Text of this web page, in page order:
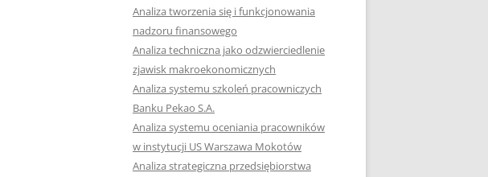
KSIĄŻKI, KTÓRE POMOGĄ CI
NAPISAĆ PRACĘ DYPLOMOWĄ
JAK PRZYGOTOWAĆ SIĘ DO
USTNEGO EGZAMINU
DYPLOMOWEGO?
HIPOTEZY W PRACACH
DYPLOMOWYCH
Analiza tworzenia się i funkcjonowania
nadzoru finansowego
Analiza techniczna jako odzwierciedlenie
zjawisk makroekonomicznych
Analiza systemu szkoleń pracowniczych
Banku Pekao S.A.
Analiza systemu oceniania pracowników
w instytucji US Warszawa Mokotów
Analiza strategiczna przedsiębiorstwa